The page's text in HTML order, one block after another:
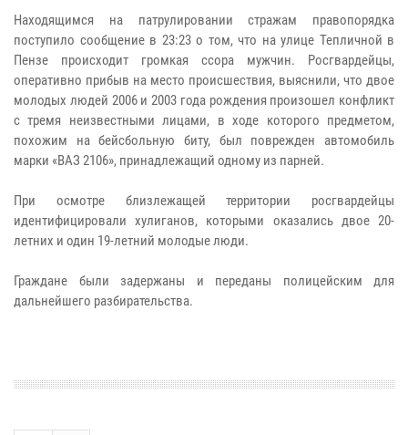
Находящимся на патрулировании стражам правопорядка
поступило сообщение в 23:23 о том, что на улице Тепличной в
Пензе происходит громкая ссора мужчин. Росгвардейцы,
оперативно прибыв на место происшествия, выяснили, что двое
молодых людей 2006 и 2003 года рождения произошел конфликт
с тремя неизвестными лицами, в ходе которого предметом,
похожим на бейсбольную биту, был поврежден автомобиль
марки «ВАЗ 2106», принадлежащий одному из парней.
При осмотре близлежащей территории росгвардейцы
идентифицировали хулиганов, которыми оказались двое 20-
летних и один 19-летний молодые люди.
Граждане были задержаны и переданы полицейским для
дальнейшего разбирательства.